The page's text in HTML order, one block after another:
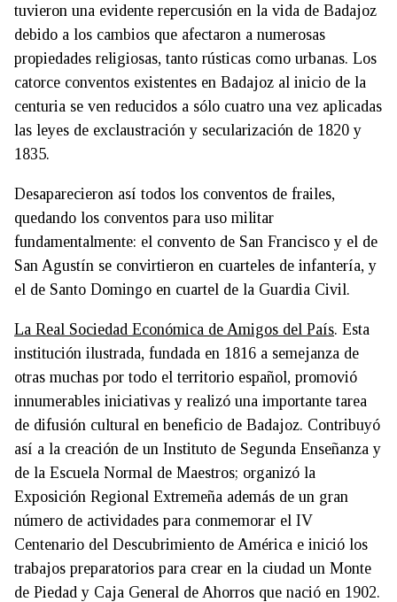
tuvieron una evidente repercusión en la vida de Badajoz
debido a los cambios que afectaron a numerosas
propiedades religiosas, tanto rústicas como urbanas. Los
catorce conventos existentes en Badajoz al inicio de la
centuria se ven reducidos a sólo cuatro una vez aplicadas
las leyes de exclaustración y secularización de 1820 y
1835.
Desaparecieron así todos los conventos de frailes,
quedando los conventos para uso militar
fundamentalmente: el convento de San Francisco y el de
San Agustín se convirtieron en cuarteles de infantería, y
el de Santo Domingo en cuartel de la Guardia Civil.
La Real Sociedad Económica de Amigos del País. Esta
institución ilustrada, fundada en 1816 a semejanza de
otras muchas por todo el territorio español, promovió
innumerables iniciativas y realizó una importante tarea
de difusión cultural en beneficio de Badajoz. Contribuyó
así a la creación de un Instituto de Segunda Enseñanza y
de la Escuela Normal de Maestros; organizó la
Exposición Regional Extremeña además de un gran
número de actividades para conmemorar el IV
Centenario del Descubrimiento de América e inició los
trabajos preparatorios para crear en la ciudad un Monte
de Piedad y Caja General de Ahorros que nació en 1902.